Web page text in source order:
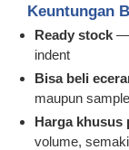
Keuntungan
Ready stock —
indent
Bisa beli
maupun sample
Harga khusus
volume,